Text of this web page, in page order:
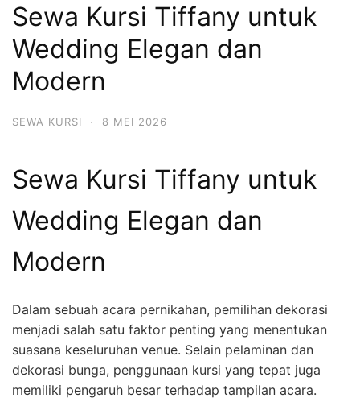
Sewa Kursi Tiffany untuk
Wedding Elegan dan
Modern
SEWA KURSI · 8 MEI 2026
Sewa Kursi Tiffany untuk
Wedding Elegan dan
Modern
Dalam sebuah acara pernikahan, pemilihan dekorasi
menjadi salah satu faktor penting yang menentukan
suasana keseluruhan venue. Selain pelaminan dan
dekorasi bunga, penggunaan kursi yang tepat juga
memiliki pengaruh besar terhadap tampilan acara.